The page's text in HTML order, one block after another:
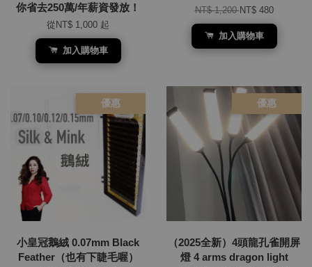
你省去250萬/年薪資發放！
從 NT$ 1,000 起
加入購物車
NT$ 1,200NT$ 480
加入購物車
優惠
小皇冠鵝絨 0.07mm Black
Feather（也有下睫毛喔）
優惠
（2025全新）4頭龍孔雀開屏
燈 4 arms dragon light